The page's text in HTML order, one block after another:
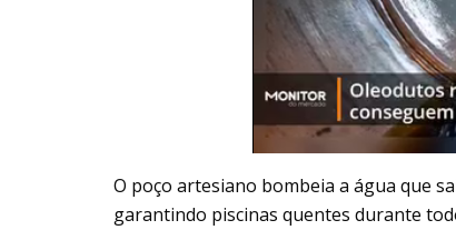
O poço artesiano bombeia a água que
garantindo piscinas quentes durante